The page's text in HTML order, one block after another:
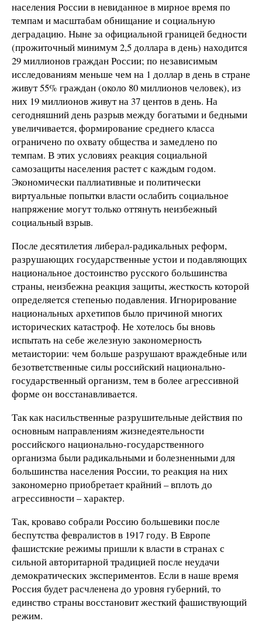
населения России в невиданное в мирное время по
темпам и масштабам обнищание и социальную
деградацию. Ныне за официальной границей бедности
(прожиточный минимум 2,5 доллара в день) находится
29 миллионов граждан России; по независимым
исследованиям меньше чем на 1 доллар в день в стране
живут 55% граждан (около 80 миллионов человек), из
них 19 миллионов живут на 37 центов в день. На
сегодняшний день разрыв между богатыми и бедными
увеличивается, формирование среднего класса
ограничено по охвату общества и замедлено по
темпам. В этих условиях реакция социальной
самозащиты населения растет с каждым годом.
Экономически паллиативные и политически
виртуальные попытки власти ослабить социальное
напряжение могут только оттянуть неизбежный
социальный взрыв.
После десятилетия либерал-радикальных реформ,
разрушающих государственные устои и подавляющих
национальное достоинство русского большинства
страны, неизбежна реакция защиты, жесткость которой
определяется степенью подавления. Игнорирование
национальных архетипов было причиной многих
исторических катастроф. Не хотелось бы вновь
испытать на себе железную закономерность
метаистории: чем больше разрушают враждебные или
безответственные силы российский национально-
государственный организм, тем в более агрессивной
форме он восстанавливается.
Так как насильственные разрушительные действия по
основным направлениям жизнедеятельности
российского национально-государственного
организма были радикальными и болезненными для
большинства населения России, то реакция на них
закономерно приобретает крайний – вплоть до
агрессивности – характер.
Так, кроваво собрали Россию большевики после
беспутства февралистов в 1917 году. В Европе
фашистские режимы пришли к власти в странах с
сильной авторитарной традицией после неудачи
демократических экспериментов. Если в наше время
Россия будет расчленена до уровня губерний, то
единство страны восстановит жесткий фашиствующий
режим.